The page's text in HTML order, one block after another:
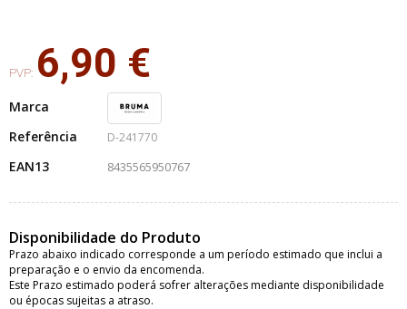
PVP: 6,90 €
Marca
Referência
D-241770
EAN13 8435565950767
Disponibilidade do Produto
Prazo abaixo indicado corresponde a um período estimado que inclui a
preparação e o envio da encomenda.
Este Prazo estimado poderá sofrer alterações mediante disponibilidade
ou épocas sujeitas a atraso.